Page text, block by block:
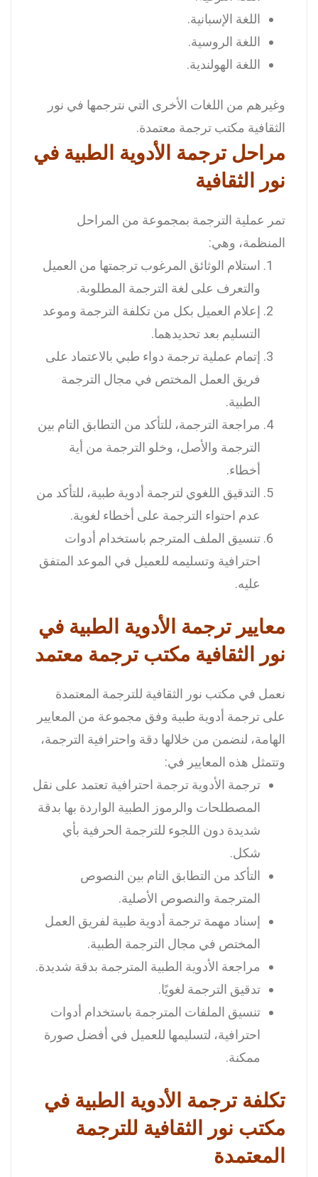
اللغة الإسبانية.
اللغة الروسية.
اللغة الهولندية.
وغيرهم من اللغات الأخرى التي نترجمها في نور
الثقافية مكتب ترجمة معتمدة.
مراحل ترجمة الأدوية الطبية في
نور الثقافية
تمر عملية الترجمة بمجموعة من المراحل
المنظمة، وهي:
استلام الوثائق المرغوب ترجمتها من العميل
والتعرف على لغة الترجمة المطلوبة.
إعلام العميل بكل من تكلفة الترجمة وموعد
التسليم بعد تحديدهما.
إتمام عملية ترجمة دواء طبي بالاعتماد على
فريق العمل المختص في مجال الترجمة
الطبية.
مراجعة الترجمة، للتأكد من التطابق التام بين
الترجمة والأصل، وخلو الترجمة من أية
أخطاء.
التدقيق اللغوي لترجمة أدوية طبية، للتأكد من
عدم احتواء الترجمة على أخطاء لغوية.
تنسيق الملف المترجم باستخدام أدوات
احترافية وتسليمه للعميل في الموعد المتفق
عليه.
معايير ترجمة الأدوية الطبية في
نور الثقافية مكتب ترجمة معتمد
نعمل في مكتب نور الثقافية للترجمة المعتمدة
على ترجمة أدوية طبية وفق مجموعة من المعايير
الهامة، لنضمن من خلالها دقة واحترافية الترجمة،
وتتمثل هذه المعايير في:
ترجمة الأدوية ترجمة احترافية تعتمد على نقل
المصطلحات والرموز الطبية الواردة بها بدقة
شديدة دون اللجوء للترجمة الحرفية بأي
شكل.
التأكد من التطابق التام بين النصوص
المترجمة والنصوص الأصلية.
إسناد مهمة ترجمة أدوية طبية لفريق العمل
المختص في مجال الترجمة الطبية.
مراجعة الأدوية الطبية المترجمة بدقة شديدة.
تدقيق الترجمة لغويًا.
تنسيق الملفات المترجمة باستخدام أدوات
احترافية، لتسليمها للعميل في أفضل صورة
ممكنة.
تكلفة ترجمة الأدوية الطبية في
مكتب نور الثقافية للترجمة
المعتمدة